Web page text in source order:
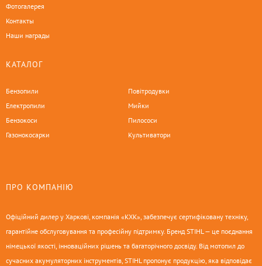
Фотогалерея
Контакты
Наши награды
КАТАЛОГ
Бензопили
Електропили
Бензокоси
Газонокосарки
Повітродувки
Мийки
Пилососи
Культиватори
ПРО КОМПАНІЮ
Офіційний дилер у Харкові, компанія «КХК», забезпечує сертифіковану техніку,
гарантійне обслуговування та професійну підтримку. Бренд STIHL — це поєднання
німецької якості, інноваційних рішень та багаторічного досвіду. Від мотопил до
сучасних акумуляторних інструментів, STIHL пропонує продукцію, яка відповідає